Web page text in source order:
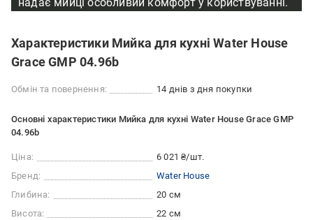
надає мийці особливий комфорт у користвуванні.
Характеристики Мийка для кухні Water House
Grace GMP 04.96b
Обмін та повернення: 14 днів з дня покупки
Основні характеристики Мийка для кухні Water House Grace GMP
04.96b
Ціна:
6 021 ₴/шт.
Бренд:
Water House
Глибина:
20 см
Висота:
22 см